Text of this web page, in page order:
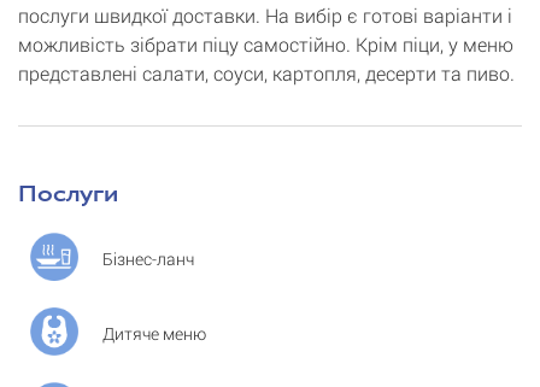
послуги швидкої доставки. На вибір є готові варіанти і
можливість зібрати піцу самостійно. Крім піци, у меню
представлені салати, соуси, картопля, десерти та пиво.
Послуги
Бізнес-ланч
Дитяче меню